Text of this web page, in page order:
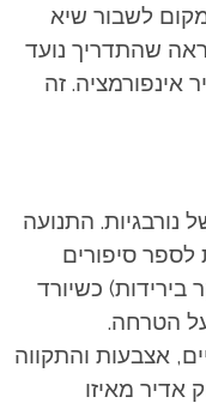
לשבור שיא
שהתדריך נועד
אינפורמציה. זה
נורבגיות. התנועה
לספר סיפורים
בירידות) כשיורד
הטרחה.
אצבעות והתקווה
אדיר מאיזו